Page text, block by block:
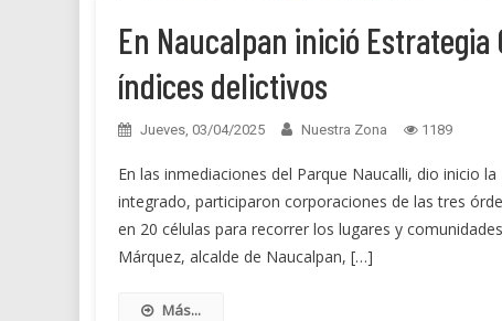
En Naucalpan inició
índices delictivos
Jueves, 03/04/2025 Nuestra Zona 1189
En las inmediaciones del Parque Naucalli, dio inicio
integrado, participaron corporaciones de las tres
en 20 células para recorrer los lugares y
Márquez, alcalde de Naucalpan, […]
Más...